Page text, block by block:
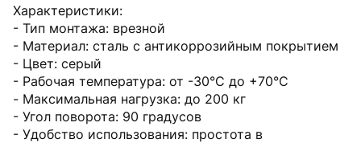
Характеристики:
- Тип монтажа: врезной
- Материал: сталь с антикоррозийным покрытием
- Цвет: серый
- Рабочая температура: от -30°C до +70°C
- Максимальная нагрузка: до 200 кг
- Угол поворота: 90 градусов
- Удобство использования: простота в